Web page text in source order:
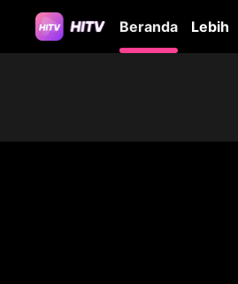
Beranda Lebih